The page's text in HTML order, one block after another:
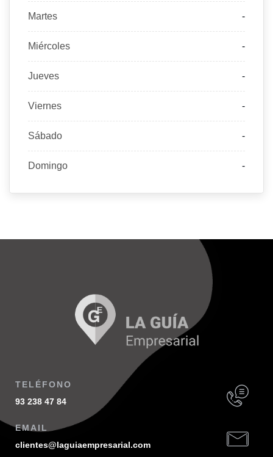
Martes -
Miércoles -
Jueves -
Viernes -
Sábado -
Domingo -
TELÉFONO
93 238 47 84
EMAIL
clientes@laguiaempresarial.com